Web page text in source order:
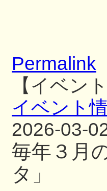
Permalink
【イベン
イベント
2026-03-
毎年３月
タ」